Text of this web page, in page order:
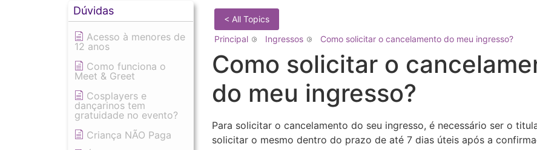
Dúvidas
Acesso à menores de
12 anos
Como funciona o
Meet & Greet
Cosplayers e
dançarinos tem
gratuidade no evento?
Criança NÃO Paga
< All Topics
Principal
Ingressos Como solicitar o cancelamento do meu ingresso?
Como solicitar o
do meu ingresso?
Para solicitar o cancelamento do seu ingresso, é necessário ser o
solicitar o mesmo dentro do prazo de até 7 dias úteis após a